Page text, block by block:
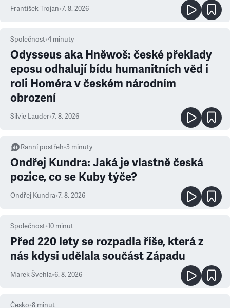
František Trojan•7. 8. 2026
Společnost•4 minuty
Odysseus aka Hněwoš: české překlady
eposu odhalují bídu humanitních věd i
roli Homéra v českém národním
obrození
Silvie Lauder•7. 8. 2026
Ranní postřeh•3 minuty
Ondřej Kundra: Jaká je vlastně česká
pozice, co se Kuby týče?
Ondřej Kundra•7. 8. 2026
Společnost•10 minut
Před 220 lety se rozpadla říše, která z
nás kdysi udělala součást Západu
Marek Švehla•6. 8. 2026
Česko•8 minut